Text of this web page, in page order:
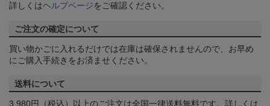
詳しくはヘルプページをご確認ください。
ご注文の確定について
買い物かごに入れるだけでは在庫は確保されませんので、お早め
にご購入手続きをお済ませください。
送料について
3,980円（税込）以上のご注文は全国一律送料無料です。詳しくは